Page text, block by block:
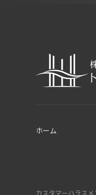
ホーム
カスタマーハラス